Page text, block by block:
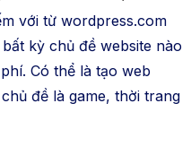
với từ wordpress.com
kỳ chủ đề website nào
Có thể là tạo web
đề là game, thời trang